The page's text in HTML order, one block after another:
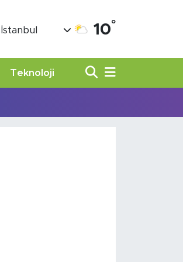
İstanbul 10°
Teknoloji